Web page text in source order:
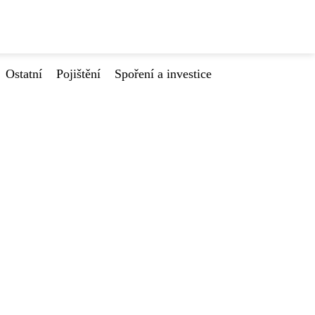
Ostatní Pojištění Spoření a investice